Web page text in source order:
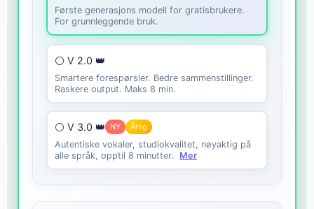
Første generasjons modell for gratisbrukere.
For grunnleggende bruk.
⚪ V 2.0 👑
Smartere forespørsler. Bedre sammenstillinger.
Raskere output. Maks 8 min.
⚪ V 3.0 👑 NY Årlig
Autentiske vokaler, studiokvalitet, nøyaktig på
alle språk, opptil 8 minutter.
Mer